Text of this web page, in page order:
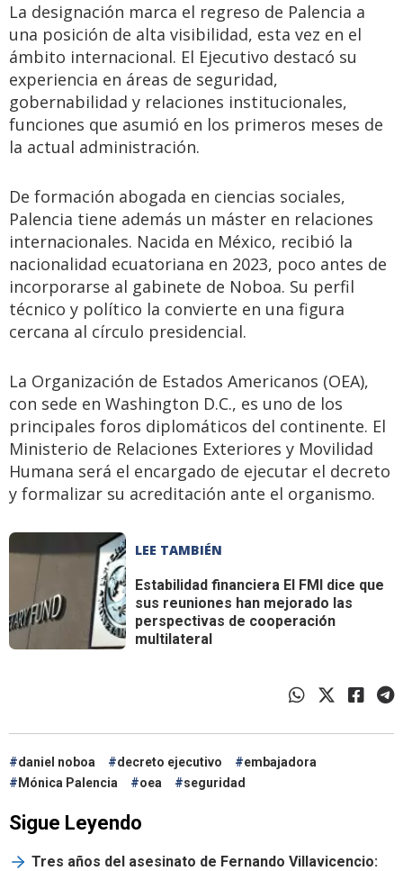
La designación marca el regreso de Palencia a
una posición de alta visibilidad, esta vez en el
ámbito internacional. El Ejecutivo destacó su
experiencia en áreas de seguridad,
gobernabilidad y relaciones institucionales,
funciones que asumió en los primeros meses de
la actual administración.
De formación abogada en ciencias sociales,
Palencia tiene además un máster en relaciones
internacionales. Nacida en México, recibió la
nacionalidad ecuatoriana en 2023, poco antes de
incorporarse al gabinete de Noboa. Su perfil
técnico y político la convierte en una figura
cercana al círculo presidencial.
La Organización de Estados Americanos (OEA),
con sede en Washington D.C., es uno de los
principales foros diplomáticos del continente. El
Ministerio de Relaciones Exteriores y Movilidad
Humana será el encargado de ejecutar el decreto
y formalizar su acreditación ante el organismo.
LEE TAMBIÉN
Estabilidad financiera El FMI dice que
sus reuniones han mejorado las
perspectivas de cooperación
multilateral
daniel noboa decreto ejecutivo
embajadora
Mónica Palencia
oea seguridad
Sigue Leyendo
Tres años del asesinato de Fernando Villavicencio: